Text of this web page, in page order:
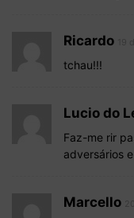
Ricardo
tchau!!!
Lucio do
Faz-me rir
adversários
Marcello